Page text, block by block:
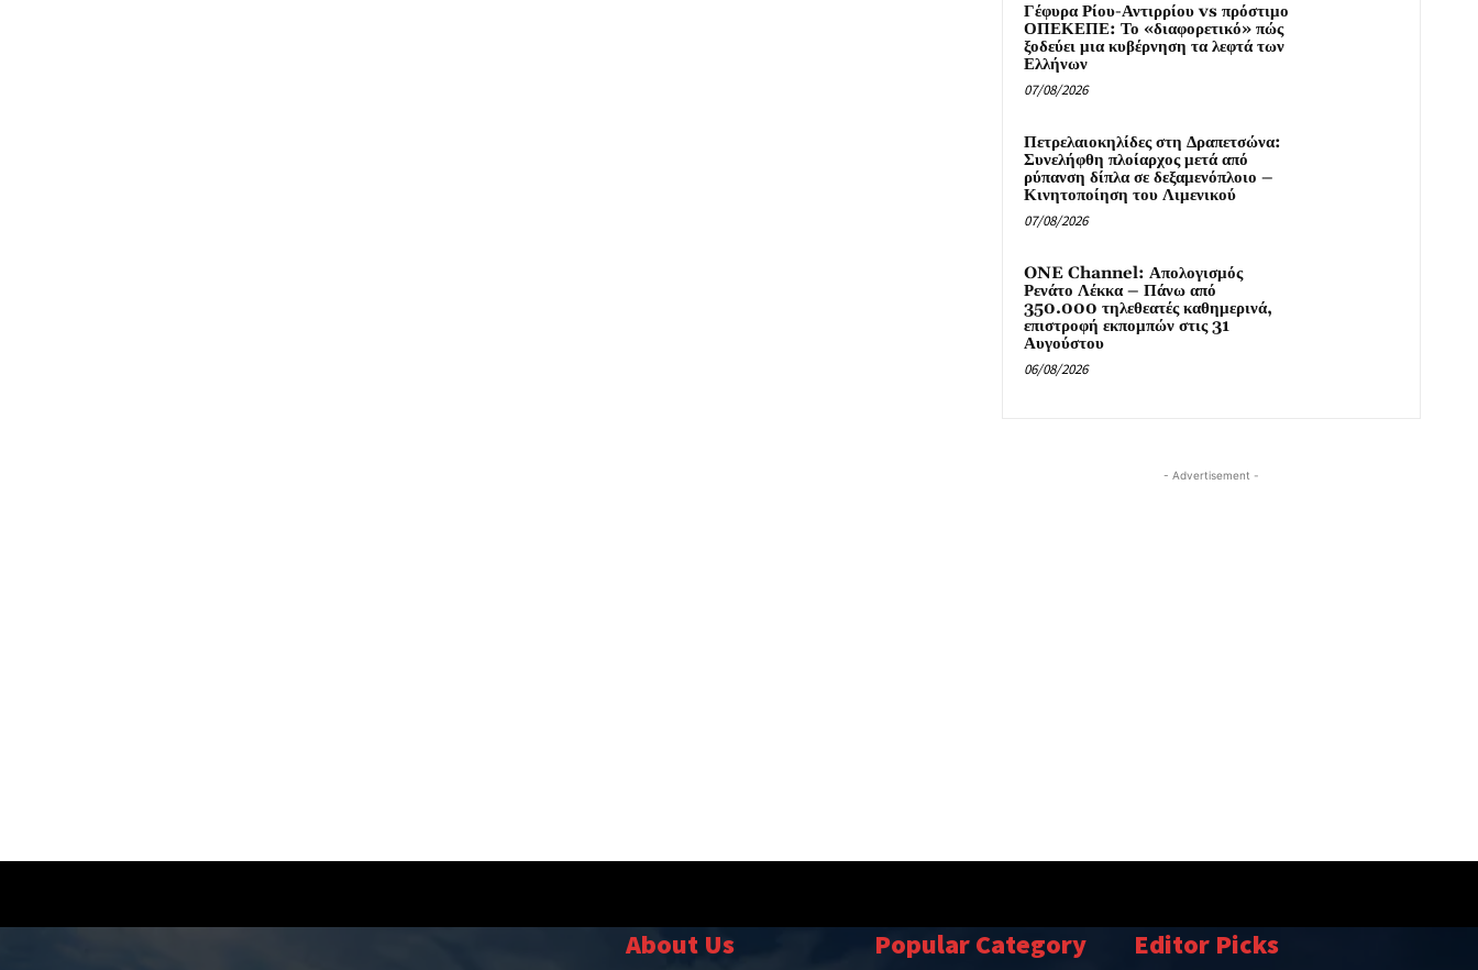
Γέφυρα Ρίου-Αντιρρίου vs πρόστιμο
ΟΠΕΚΕΠΕ: Το «διαφορετικό» πώς
ξοδεύει μια κυβέρνηση τα λεφτά των
Ελλήνων
07/08/2026
Πετρελαιοκηλίδες στη Δραπετσώνα:
Συνελήφθη πλοίαρχος μετά από
ρύπανση δίπλα σε δεξαμενόπλοιο –
Κινητοποίηση του Λιμενικού
07/08/2026
ONE Channel: Απολογισμός
Ρενάτο Λέκκα – Πάνω από
350.000 τηλεθεατές καθημερινά,
επιστροφή εκπομπών στις 31
Αυγούστου
06/08/2026
- Advertisement -
About Us Popular Category Editor Picks